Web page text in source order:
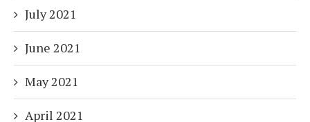
July 2021
June 2021
May 2021
April 2021